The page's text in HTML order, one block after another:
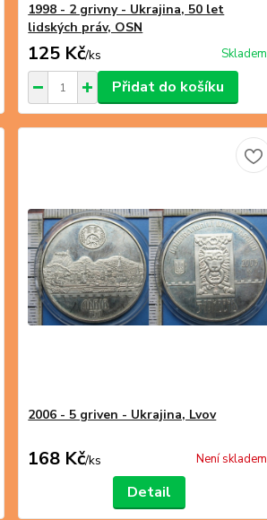
1998 - 2 grivny - Ukrajina, 50 let
lidských práv, OSN
125 Kč/ks Skladem
Přidat do košíku
2006 - 5 griven - Ukrajina, Lvov
168 Kč/ks Není skladem
Detail